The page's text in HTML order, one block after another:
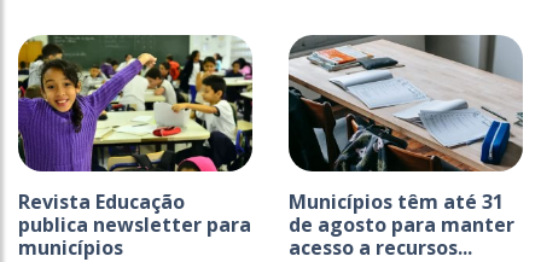
Revista Educação
publica newsletter para
municípios
Municípios têm até 31
de agosto para manter
acesso a recursos...